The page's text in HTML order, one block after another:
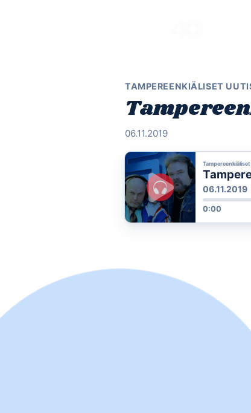
TAMPEREENKIÄLISET
06.11.2019
06.11.2019
0:00